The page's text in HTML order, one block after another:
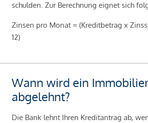
schulden. Zur Berechnung eignet sich
Zinsen pro Monat = (Kreditbetrag x
12)
Wann wird ein
abgelehnt?
Die Bank lehnt Ihren Kreditantrag ab,